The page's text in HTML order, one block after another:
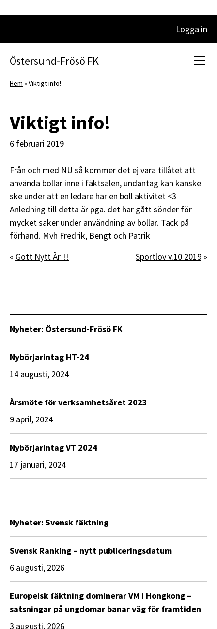
Huvudnavigering
Logga in
Östersund-Frösö FK
Hem » Viktigt info!
Viktigt info!
6 februari 2019
Från och med NU så kommer det ej vara tillåtet att
använda bollar inne i fäktsalen, undantag kan kanske
ske under att en ledare har en boll aktivitet <3
Anledning till detta är pga. det har gått sönder för
mycket saker under användning av bollar. Tack på
förhand. Mvh Fredrik, Bengt och Patrik
« Gott Nytt År!!! Sportlov v.10 2019 »
Nyheter: Östersund-Frösö FK
Nybörjarintag HT-24
14 augusti, 2024
Årsmöte för verksamhetsåret 2023
9 april, 2024
Nybörjarintag VT 2024
17 januari, 2024
Nyheter: Svensk fäktning
Svensk Ranking – nytt publiceringsdatum
6 augusti, 2026
Europeisk fäktning dominerar VM i Hongkong –
satsningar på ungdomar banar väg för framtiden
3 augusti, 2026